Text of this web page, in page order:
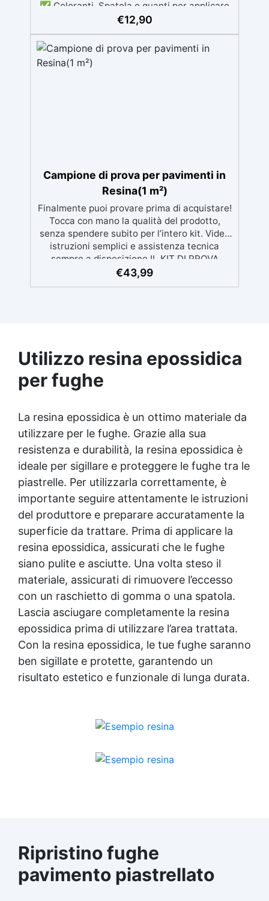
✅ Coloranti, Spatola e guanti per applicare
in Omaggio: riproduci qualsiasi tonalità del
Compatibile con vernici e finiture: non lascia
aloni né difetti visivi. ✅ Facile da
carteggiare e rifinire: risultati professionali
€12,90
Campione di prova per pavimenti in
Resina(1 m²)
Finalmente puoi provare prima di acquistare!
Tocca con mano la qualità del prodotto,
senza spendere subito per l’intero kit. Video
istruzioni semplici e assistenza tecnica
sempre a disposizione IL KIT DI PROVA
RICOPRE 1m² la descrizione fa riferimento al
Guida completa inclusa, 3 semplici passaggi,
dalla preparazione della superficie alla
finitura protettiva antigraffio. ✅ Risultati
resistente ai raggi UV, duraturo e con finitura
lucida o satinata. ✅ Personalizzabile:
Disponibile in kit per metrature da 2m² a
100m², con una vasta gamma di pigmenti
selezionabili.
€43,99
Utilizzo resina epossidica
per fughe
La resina epossidica è un ottimo materiale da
utilizzare per le fughe. Grazie alla sua
resistenza e durabilità, la resina epossidica è
ideale per sigillare e proteggere le fughe tra le
piastrelle. Per utilizzarla correttamente, è
importante seguire attentamente le istruzioni
del produttore e preparare accuratamente la
superficie da trattare. Prima di applicare la
resina epossidica, assicurati che le fughe
siano pulite e asciutte. Una volta steso il
materiale, assicurati di rimuovere l’eccesso
con un raschietto di gomma o una spatola.
Lascia asciugare completamente la resina
epossidica prima di utilizzare l’area trattata.
Con la resina epossidica, le tue fughe saranno
ben sigillate e protette, garantendo un
risultato estetico e funzionale di lunga durata.
Ripristino fughe
pavimento piastrellato